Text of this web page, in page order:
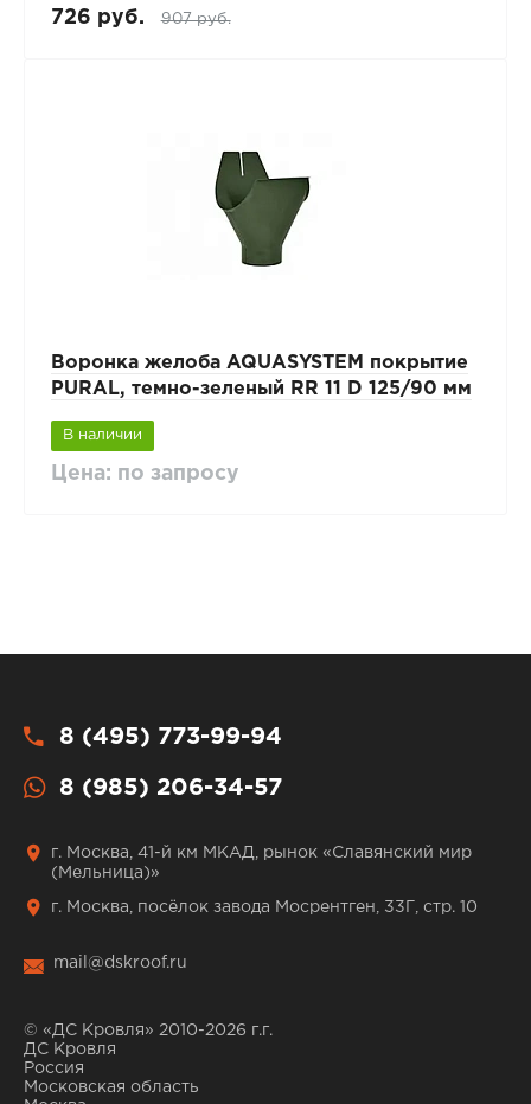
726 руб. 907 руб.
Воронка желоба AQUASYSTEM покрытие
PURAL, темно-зеленый RR 11 D 125/90 мм
В наличии
Цена: по запросу
8 (495) 773-99-94
8 (985) 206-34-57
г. Москва, 41-й км МКАД, рынок «Славянский мир
(Мельница)»
г. Москва, посёлок завода Мосрентген, 33Г, стр. 10
mail@dskroof.ru
© «ДС Кровля» 2010-2026 г.г.
ДС Кровля
Россия
Московская область